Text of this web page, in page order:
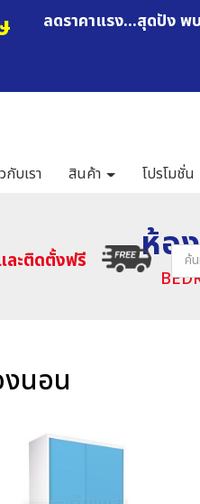
ลดราคาแรง...สุดปัง พ
กับเรา สินค้า โปรโมชั่น
ละติดตั้งฟรี ห้อ
นอน